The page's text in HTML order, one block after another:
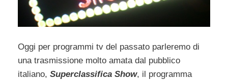
Oggi per programmi tv del passato parleremo di
una trasmissione molto amata dal pubblico
italiano, Superclassifica Show, il programma